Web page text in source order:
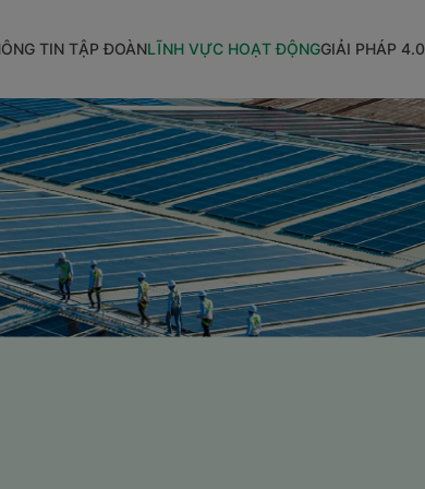
TIN TẬP ĐOÀNLĨNH VỰC HOẠT ĐỘNGGIẢI PHÁP 4.0